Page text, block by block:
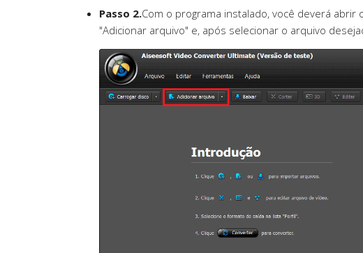
Passo 2.Com o programa instalado, você deverá
"Adicionar arquivo" e, após selecionar o arquivo